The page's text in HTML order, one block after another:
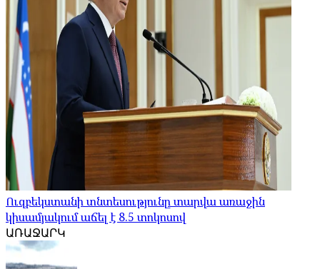
Ուզբեկստանի տնտեսությունը տարվա առաջին
կիսամյակում աճել է 8.5 տոկոսով
ԱՌԱՋԱՐԿ